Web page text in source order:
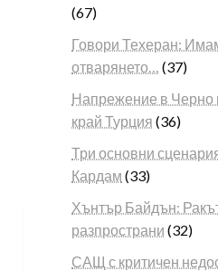
(67)
Говори Техеран:
отварянето…
(37)
Напрежение в Черно
край Турция (36)
Три основни
Кардам (33)
Хънтър Байдън:
разпространи (32)
САЩ с критичен